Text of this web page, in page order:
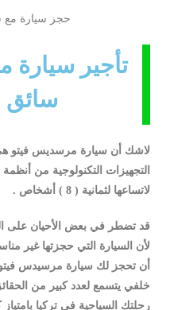
حجز سيارة
تأجير
سائق
لاشك أن سيارة مرسديس فيتو
التجهيزات التكنولوجية من
لاتساعها لثمانية ( 8 ) أشخاص .
قد تضطر في بعض الأحيان على
لأن السيارة التي حجزتها غير
أن تحجز لك سيارة مرسيدس فيتو
خلفي يتسمع لعدد كبير من
رحلتك السياحية في تركيا